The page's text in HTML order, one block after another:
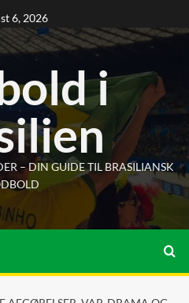
6, 2026
i
– DIN GUIDE TIL BRASILIANSK